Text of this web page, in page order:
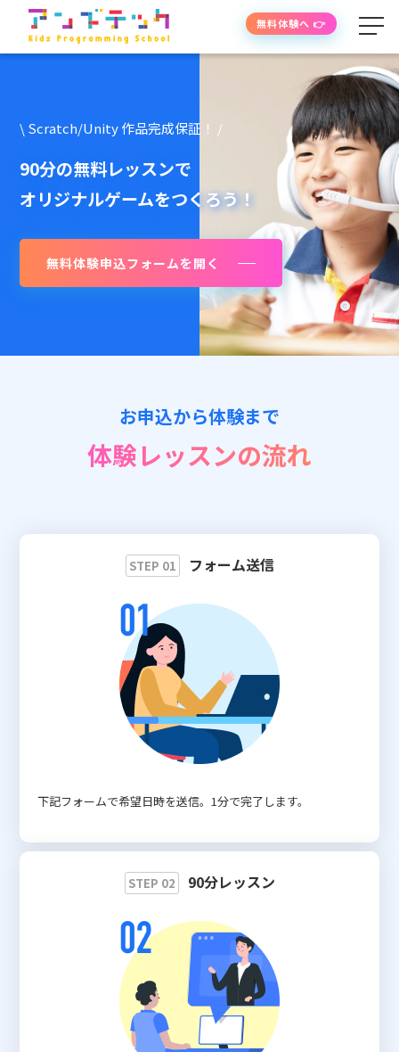
授業の流れ
先生紹介
授業時間・料金
📖 資料請求
👉 無料体験お申込
無料体験へ 👉
\ Scratch/Unity 作品完成保証！ /
90分の無料レッスンで
オリジナルゲームをつくろう！
無料体験申込フォームを開く
お申込から体験まで
体験レッスンの流れ
STEP 01 フォーム送信
下記フォームで希望日時を送信。1分で完了します。
STEP 02 90分レッスン